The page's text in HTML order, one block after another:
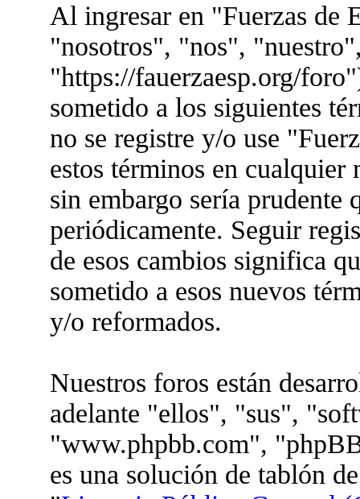
Al ingresar en "Fuerzas de
"nosotros", "nos",
"https://fauerzaesp.org/
sometido a los siguientes
no se registre y/o use
estos términos en
sin embargo sería prudente
periódicamente. Seguir
de esos cambios significa
sometido a esos nuevos
y/o reformados.
Nuestros foros están
adelante "ellos", "sus",
"www.phpbb.com",
es una solución de tablón